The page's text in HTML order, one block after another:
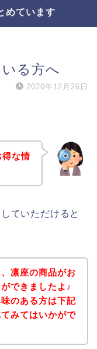
めています
る方へ
2020年12月26日
な情
ていただけると
凛座の商品がお
できましたよ♪
のある方は下記
みてはいかがで